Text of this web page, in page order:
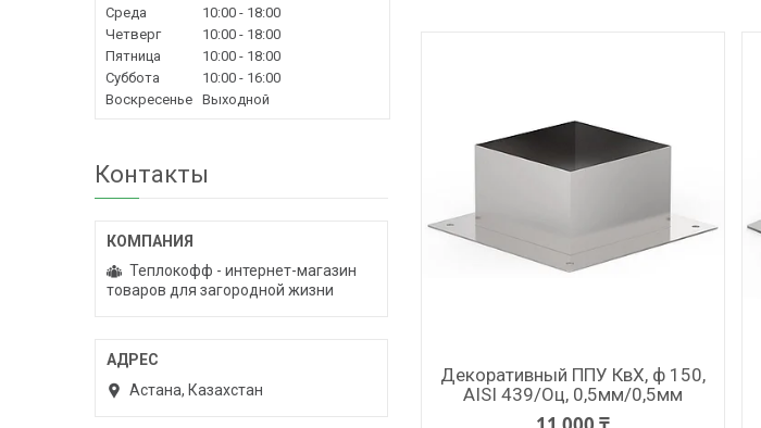
Декоративный ППУ КвХ, ф 150,
AISI 439/Оц, 0,5мм/0,5мм
Среда
10:00
18:00
Четверг
10:00
18:00
Пятница
10:00
18:00
Суббота
10:00
16:00
Воскресенье Выходной
Контакты
Теплокофф - интернет-магазин
товаров для загородной жизни
Астана, Казахстан